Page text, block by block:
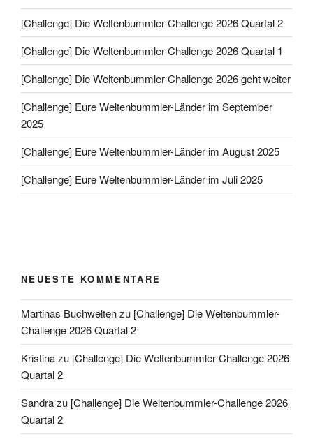
[Challenge] Die Weltenbummler-Challenge 2026 Quartal 2
[Challenge] Die Weltenbummler-Challenge 2026 Quartal 1
[Challenge] Die Weltenbummler-Challenge 2026 geht weiter
[Challenge] Eure Weltenbummler-Länder im September
2025
[Challenge] Eure Weltenbummler-Länder im August 2025
[Challenge] Eure Weltenbummler-Länder im Juli 2025
NEUESTE KOMMENTARE
Martinas Buchweltenzu [Challenge] Die Weltenbummler-
Challenge 2026 Quartal 2
Kristinazu [Challenge] Die Weltenbummler-Challenge 2026
Quartal 2
Sandrazu [Challenge] Die Weltenbummler-Challenge 2026
Quartal 2